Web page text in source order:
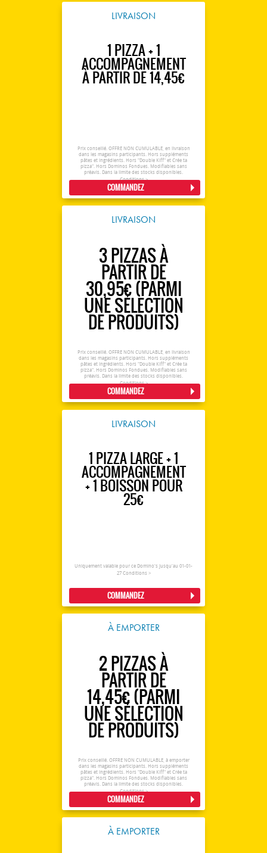
LIVRAISON
1 PIZZA + 1
ACCOMPAGNEMENT
À PARTIR DE 14,45€
Prix conseillé. OFFRE NON CUMULABLE, en livraison
dans les magasins participants. Hors suppléments
pâtes et ingrédients. Hors "Double Kiff" et Crée ta
pizza". Hors Dominos Fondues. Modifiables sans
préavis. Dans la limite des stocks disponibles.
Conditions >
COMMANDEZ
LIVRAISON
3 PIZZAS À
PARTIR DE
30,95€ (PARMI
UNE SÉLECTION
DE PRODUITS)
Prix conseillé. OFFRE NON CUMULABLE, en livraison
dans les magasins participants. Hors suppléments
pâtes et ingrédients. Hors "Double Kiff" et Crée ta
pizza". Hors Dominos Fondues. Modifiables sans
préavis. Dans la limite des stocks disponibles.
Conditions >
COMMANDEZ
LIVRAISON
1 PIZZA LARGE + 1
ACCOMPAGNEMENT
+ 1 BOISSON POUR
25€
Uniquement valable pour ce Domino's jusqu'au 01-01-
27 Conditions >
COMMANDEZ
À EMPORTER
2 PIZZAS À
PARTIR DE
14,45€ (PARMI
UNE SÉLECTION
DE PRODUITS)
Prix conseillé. OFFRE NON CUMULABLE, à emporter
dans les magasins participants. Hors suppléments
pâtes et ingrédients. Hors "Double Kiff" et Crée ta
pizza". Hors Dominos Fondues. Modifiables sans
préavis. Dans la limite des stocks disponibles.
Conditions >
COMMANDEZ
À EMPORTER